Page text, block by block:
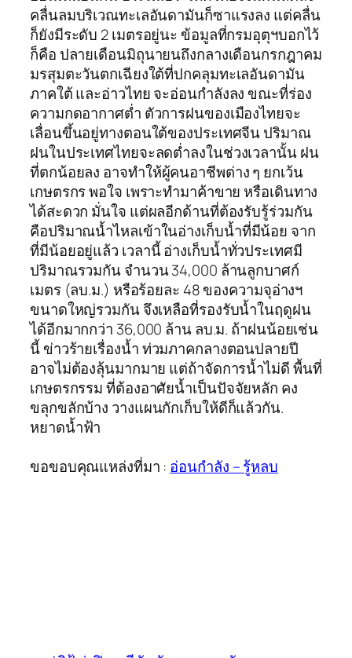
คลื่นลมบริเวณทะเลอันดามันก็ซาแรงลง แต่คลื่น
ก็ยังมีระดับ 2 เมตรอยู่นะ ข้อมูลที่กรมอุตุฯบอกไว้
ก็คือ ปลายเดือนมิถุนายนถึงกลางเดือนกรกฎาคม
มรสุมตะวันตกเฉียงใต้ที่ปกคลุมทะเลอันดามัน
ภาคใต้ และอ่าวไทย จะอ่อนกำลังลง ขณะที่ร่อง
ความกดอากาศต่ำ ตัวการฝนของเมืองไทยจะ
เลื่อนขึ้นอยู่ทางตอนใต้ของประเทศจีน ปริมาณ
ฝนในประเทศไทยจะลดต่ำลงในช่วงเวลานั้น ฝน
ที่ตกน้อยลง อาจทำให้ผู้คนอาชีพต่าง ๆ ยกเว้น
เกษตรกร พอใจ เพราะทำมาค้าขาย หรือเดินทาง
ได้สะดวก มั่นใจ แต่ผลอีกด้านที่ต้องรับรู้ร่วมกัน
คือปริมาณน้ำไหลเข้าในอ่างเก็บน้ำที่มีน้อย จาก
ที่มีน้อยอยู่แล้ว เวลานี้ อ่างเก็บน้ำทั่วประเทศมี
ปริมาณรวมกัน จำนวน 34,000 ล้านลูกบาศก์
เมตร (ลบ.ม.) หรือร้อยละ 48 ของความจุอ่างฯ
ขนาดใหญ่รวมกัน จึงเหลือที่รองรับน้ำในฤดูฝน
ได้อีกมากกว่า 36,000 ล้าน ลบ.ม. ถ้าฝนน้อยเช่น
นี้ ข่าวร้ายเรื่องน้ำ ท่วมภาคกลางตอนปลายปี
อาจไม่ต้องลุ้นมากมาย แต่ถ้าจัดการน้ำไม่ดี พื้นที่
เกษตรกรรม ที่ต้องอาศัยน้ำเป็นปัจจัยหลัก คง
ขลุกขลักบ้าง วางแผนกักเก็บให้ดีก็แล้วกัน.
หยาดน้ำฟ้า
ขอขอบคุณแหล่งที่มา : อ่อนกำลัง – รู้หลบ